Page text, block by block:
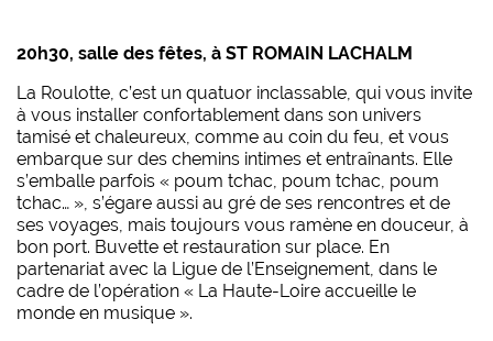
20h30, salle des fêtes, à ST ROMAIN LACHALM
La Roulotte, c’est un quatuor inclassable, qui vous invite
à vous installer confortablement dans son univers
tamisé et chaleureux, comme au coin du feu, et vous
embarque sur des chemins intimes et entraînants. Elle
s’emballe parfois « poum tchac, poum tchac, poum
tchac… », s’égare aussi au gré de ses rencontres et de
ses voyages, mais toujours vous ramène en douceur, à
bon port. Buvette et restauration sur place. En
partenariat avec la Ligue de l’Enseignement, dans le
cadre de l’opération « La Haute-Loire accueille le
monde en musique ».